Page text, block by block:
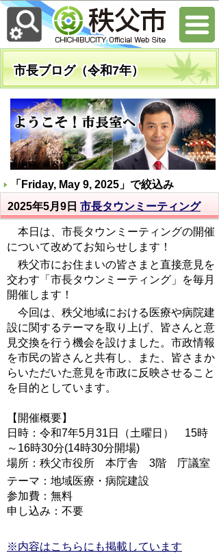
市長ブログ（令和7年）
「 Friday, May 9, 2025 」で絞込み
2025年5月9日 市長タウンミーティング
本日は、市長タウンミーティングの開催
について改めてお知らせします！
秩父市にお住まいの皆さまと直接意見を
交わす「市長タウンミーティング」を毎月
開催します！
今回は、秩父地域における医療や病院建
設に関するテーマを取り上げ、皆さんと意
見交換を行う機会を設けました。市政情報
を市民の皆さんと共有し、また、皆さまか
らいただいた意見を市政に反映させること
を目的としています。
【開催概要】
日時：令和7年5月31日（土曜日） 15時
～16時30分(14時30分開場)
場所：秩父市役所 本庁舎 3階 庁議室
テーマ：地域医療・病院建設
参加費：無料
申し込み：不要
※内容はこちらにも掲載しています